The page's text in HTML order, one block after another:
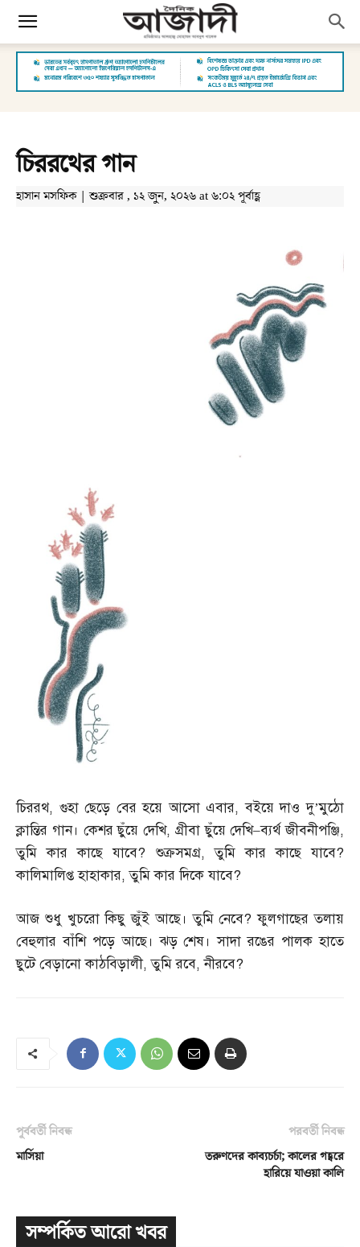
চিররথের গান
হাসান মসফিক | শুক্রবার , ১২ জুন, ২০২৬ at ৬:০২ পূর্বাহ্ণ
চিররথ, গুহা ছেড়ে বের হয়ে আসো এবার,বইয়ে দাও দু’মুঠো
ক্লান্তির গান। কেশর ছুঁয়ে দেখি, গ্রীবা ছুঁয়ে দেখি–ব্যর্থ জীবনীপঞ্জি,
তুমি কার কাছে যাবে? শুক্রসমগ্র,তুমি কার কাছে যাবে?
কালিমালিপ্ত হাহাকার,তুমি কার দিকে যাবে?
আজ শুধু খুচরো কিছু জুঁই আছে। তুমি নেবে?ফুলগাছের তলায়
বেহুলার বাঁশি পড়ে আছে। ঝড় শেষ। সাদা রঙের পালক হাতে
ছুটে বেড়ানো কাঠবিড়ালী,তুমি রবে,নীরবে?
পূর্ববর্তী নিবন্ধ
মার্সিয়া
পরবর্তী নিবন্ধ
তরুণদের কাব্যচর্চা; কালের গহ্বরে
হারিয়ে যাওয়া কালি
সম্পর্কিত আরো খবর